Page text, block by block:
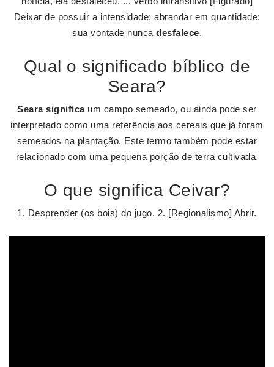
Deixar de possuir a intensidade; abrandar em quantidade:
sua vontade nunca desfalece.
Qual o significado bíblico de
Seara?
Seara significaum campo semeado, ou ainda pode ser
interpretado como uma referência aos cereais que já foram
semeados na plantação. Este termo também pode estar
relacionado com uma pequena porção de terra cultivada.
O que significa Ceivar?
1. Desprender (os bois) do jugo. 2. [Regionalismo] Abrir.